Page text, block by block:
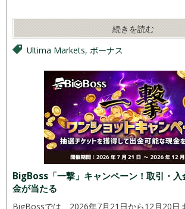
続きを読む
Ultima Markets, ボーナス
BigBoss「一撃」キャンペーン！取引・入
金が当たる
BigBossでは、2026年7月21日から12月20日